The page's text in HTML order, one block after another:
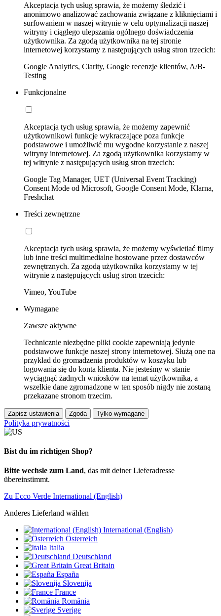
Akceptacja tych usług sprawia, że możemy śledzić i
anonimowo analizować zachowania związane z kliknięciami i
surfowaniem w naszej witrynie w celu optymalizacji naszej
witryny i ciągłego ulepszania ogólnego doświadczenia
użytkownika. Za zgodą użytkownika na tej stronie
internetowej korzystamy z następujących usług stron trzecich:
Google Analytics, Clarity, Google recenzje klientów, A/B-
Testing
Funkcjonalne
Akceptacja tych usług sprawia, że możemy zapewnić
użytkownikowi funkcje wykraczające poza funkcje
podstawowe i umożliwić mu wygodne korzystanie z naszej
witryny internetowej. Za zgodą użytkownika korzystamy w
tej witrynie z następujących usług stron trzecich:
Google Tag Manager, UET (Universal Event Tracking)
Consent Mode od Microsoft, Google Consent Mode, Klarna,
Freshchat
Treści zewnętrzne
Akceptacja tych usług sprawia, że możemy wyświetlać filmy
lub inne treści multimedialne hostowane przez dostawców
zewnętrznych. Za zgodą użytkownika korzystamy w tej
witrynie z następujących usług stron trzecich:
Vimeo, YouTube
Wymagane
Zawsze aktywne
Technicznie niezbędne pliki cookie zapewniają jedynie
podstawowe funkcje naszej strony internetowej. Służą one na
przykład do gromadzenia produktów w koszyku lub
logowania się do konta klienta. Nie jesteśmy w stanie
wyciągnąć żadnych wniosków na temat użytkownika, a
wszelkie dane zgromadzone w ten sposób nigdy nie zostaną
przekazane stronom trzecim.
Zapisz ustawienia Zgoda Tylko wymagane
Polityka prywatności
Bist du im richtigen Shop?
Bitte wechsle zum Land, das mit deiner Lieferadresse
übereinstimmt.
Zu Ecco Verde International (English)
Anderes Lieferland wählen
International (English)
Österreich
Italia
Deutschland
Great Britain
España
Slovenija
France
România
Sverige